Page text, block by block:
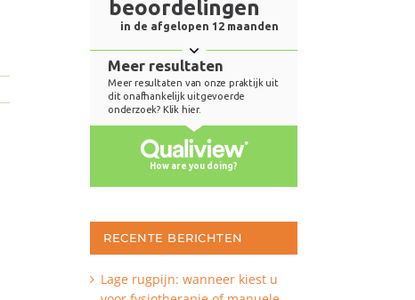
RECENTE BERICHTEN
Lage rugpijn: wanneer kiest u